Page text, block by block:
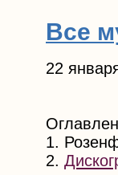
Все
22
1.
2.